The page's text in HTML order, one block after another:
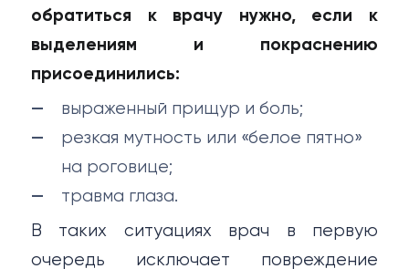
обратиться к врачу нужно, если к
выделениям и покраснению
присоединились:
выраженный прищур и боль;
резкая мутность или «белое пятно»
на роговице;
травма глаза.
В таких ситуациях врач в первую
очередь исключает повреждение